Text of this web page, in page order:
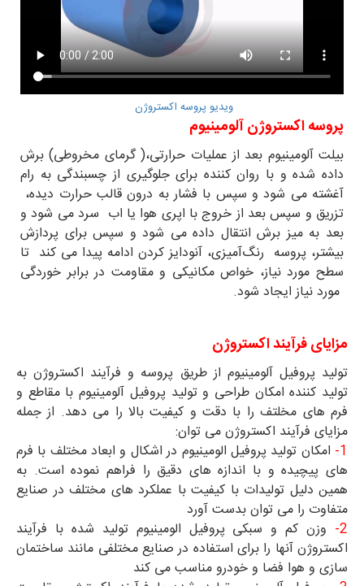
ویدیو پروسه اکستروژن
پروسه اکستروژن آلومینیوم
بیلت آلومینیوم بعد از عملیات حرارتی،( گرمای مخروطی) برش
داده شده و با روان کننده برای جلوگیری از چسبندگی به رام
آغشته می شود و سپس با فشار به درون قالب حرارت دیده،
تزریق و سپس بعد از خروج با اپری هوا یا اب سرد می شود و
بعد به میز برش انتقال داده می شود و سپس برای پردازش
بیشتر، پروسه رنگ‌آمیزی، آنودایز کردن ادامه پیدا می کند تا
سطح مورد نیاز، خواص مکانیکی و مقاومت در برابر خوردگی
مورد نیاز ایجاد شود.
مزایای فرآیند اکستروژن
تولید پروفیل آلومینیوم از طریق پروسه و فرآیند اکستروژن به
تولید کننده امکان طراحی و تولید پروفیل آلومینیوم با مقاطع و
فرم های مخلتف را با دقت و کیفیت بالا را می دهد. از جمله
مزایای فرآیند اکستروژن می توان:
1- امکان تولید پروفیل الومینیوم در اشکال و ابعاد مختلف با فرم
های پیچیده و با اندازه های دقیق را فراهم نموده است. به
همین دلیل تولیدات با کیفیت با عملکرد های مختلف در صنایع
متفاوت را می توان بدست آورد
2-
وزن کم و سبکی پروفیل الومینیوم تولید شده با فرآیند
اکستروژن آنها را برای استفاده در صنایع مختلفی مانند ساختمان
سازی و هوا فضا و خودرو مناسب می کند